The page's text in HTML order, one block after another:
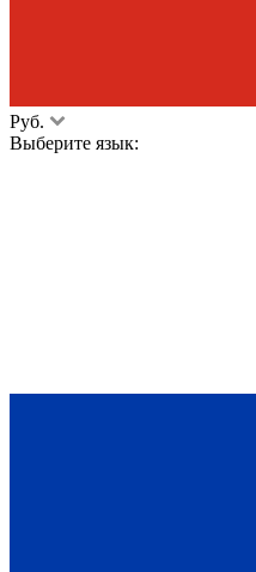
Руб.
Выберите язык: